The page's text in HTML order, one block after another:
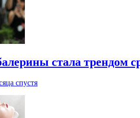
стала трендом
спустя